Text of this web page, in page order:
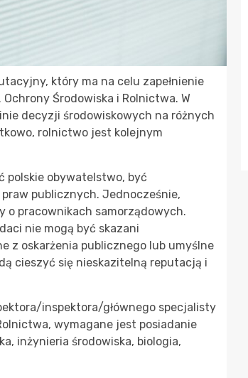
który ma na celu zapełnienie
Środowiska i Rolnictwa. W
decyzji środowiskowych na różnych
rolnictwo jest kolejnym
polskie obywatelstwo, być
praw publicznych. Jednocześnie,
o pracownikach samorządowych.
nie mogą być skazani
z oskarżenia publicznego lub umyślne
cieszyć się nieskazitelną reputacją i
inspektora/głównego specjalisty
wymagane jest posiadanie
inżynieria środowiska, biologia,